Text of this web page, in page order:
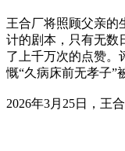
王合厂将照顾父亲的
计的剧本，只有无数
了上千万次的点赞。
慨“久病床前无孝子”
2026年3月25日，王